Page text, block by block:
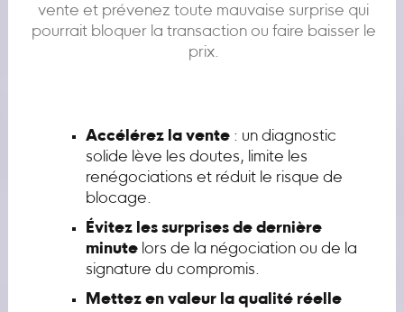
vente et prévenez toute mauvaise surprise qui
pourrait bloquer la transaction ou faire baisser le
prix.
Accélérez la vente: un diagnostic
solide lève les doutes, limite les
renégociations et réduit le risque de
blocage.
Évitez les surprises de dernière
minutelors de la négociation ou de la
signature du compromis.
Mettez en valeur la qualité réelle